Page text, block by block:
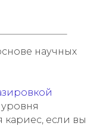
научных
уровня
кариес, если вы